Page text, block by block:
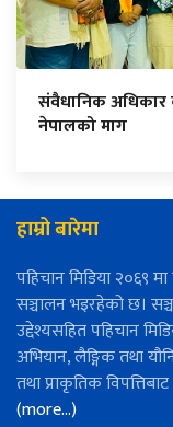
संवैधानिक अधिकार
नेपालको माग
हाम्रो बारेमा
पहिचान मिडिया २०६९
सञ्चालन भइरहेको छ।
उद्देश्यसहित पहिचान
अभियान, लैङ्गिक तथा
तथा प्राकृतिक
(more…)